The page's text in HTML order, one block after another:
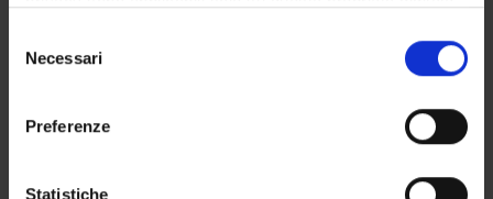
modificare o revocare il proprio consenso in qualsiasi
momento dalla Dichiarazione sui cookie o facendo clic
raccogliere informazioni sulla tua posizione
delNecessari
Preferenze
Statistiche
LABORATORI
BIBLIOTECHE